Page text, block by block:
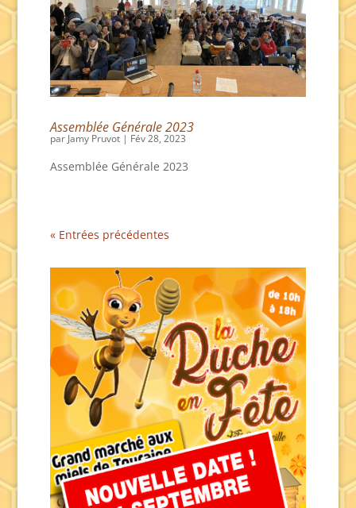
Assemblée Générale 2023
par Jamy Pruvot| Fév 28, 2023
Assemblée Générale 2023
« Entrées précédentes